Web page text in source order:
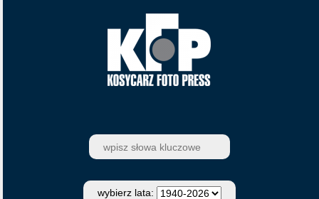
wybierz lata: